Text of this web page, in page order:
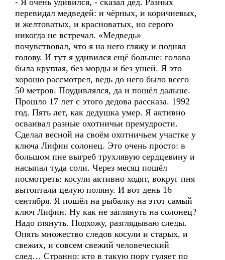
- Я очень удивился, - сказал дед. Разных
перевидал медведей: и чёрных, и коричневых,
и желтоватых, и красноватых, но серого
никогда не встречал. «Медведь»
почувствовал, что я на него гляжу и поднял
голову. И тут я удивился ещё больше: голова
была круглая, без морды и без ушей. Я это
хорошо рассмотрел, ведь до него было всего
50 метров. Поудивлялся, да и пошёл дальше.
Прошло 17 лет с этого дедова рассказа. 1992
год. Пять лет, как дедушка умер. Я активно
осваивал разные охотничьи премудрости.
Сделал весной на своём охотничьем участке у
ключа Лифин солонец. Это очень просто: в
большом пне выгреб трухлявую сердцевину и
насыпал туда соли. Через месяц пошёл
посмотреть: косули активно ходят, вокруг пня
вытоптали целую поляну. И вот день 16
сентября. Я пошёл на рыбалку на этот самый
ключ Лифин. Ну как не заглянуть на солонец?
Надо глянуть. Подхожу, разглядываю следы.
Опять множество следов косули и старых, и
свежих, и совсем свежий человеческий
след… Странно: кто в такую пору гуляет по